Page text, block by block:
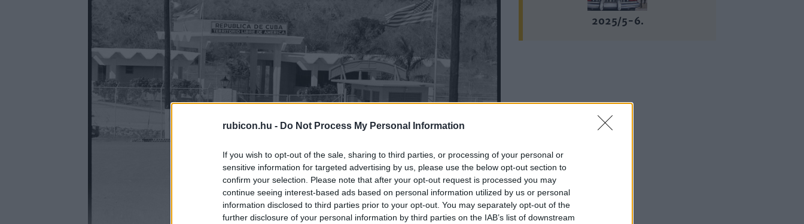
rubicon.hu - Do Not Process My Personal Information
If you wish to opt-out of the sale, sharing to third parties, or processing of your personal or
sensitive information for targeted advertising by us, please use the below opt-out section to
confirm your selection. Please note that after your opt-out request is processed you may
continue seeing interest-based ads based on personal information utilized by us or personal
information disclosed to third parties prior to your opt-out. You may separately opt-out of the
further disclosure of your personal information by third parties on the IAB’s list of downstream
2025/5-6.